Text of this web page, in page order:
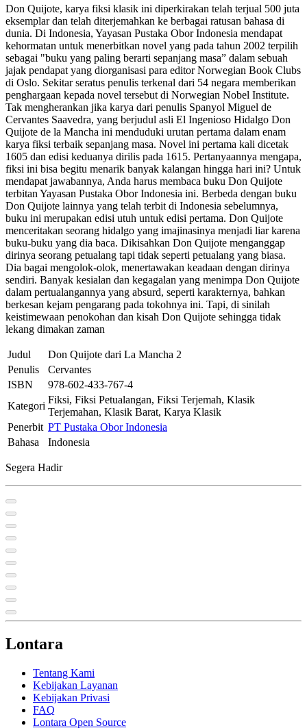
Don Quijote, karya fiksi klasik ini diperkirakan telah terjual 500 juta
eksemplar dan telah diterjemahkan ke berbagai ratusan bahasa di
dunia. Di Indonesia, Yayasan Pustaka Obor Indonesia mendapat
kehormatan untuk menerbitkan novel yang pada tahun 2002 terpilih
sebagai "buku yang paling berarti sepanjang masa” dalam sebuah
jajak pendapat yang diorganisasi para editor Norwegian Book Clubs
di Oslo. Sekitar seratus penulis terkenal dari 54 negara memberikan
penghargaan kepada novel tersebut di Norwegian Nobel Institute.
Tak mengherankan jika karya dari penulis Spanyol Miguel de
Cervantes Saavedra, yang berjudul asli El Ingenioso Hidalgo Don
Quijote de la Mancha ini menduduki urutan pertama dalam enam
karya fiksi terbaik sepanjang masa. Novel ini pertama kali dicetak
1605 dan edisi keduanya dirilis pada 1615. Pertanyaannya mengapa,
fiksi ini bisa begitu menarik banyak kalangan hingga hari ini? Untuk
mendapat jawabannya, Anda harus membaca buku Don Quijote
terbitan Yayasan Pustaka Obor Indonesia ini. Berbeda dengan buku
Don Quijote lainnya yang telah terbit di Indonesia sebelumnya,
buku ini merupakan edisi utuh untuk edisi pertama. Don Quijote
menceritakan seorang hidalgo yang imajinasinya menjadi liar karena
buku-buku yang dia baca. Dikisahkan Don Quijote menganggap
dirinya seorang petualang tapi tidak seperti petualang yang biasa.
Dia bagai mengolok-olok, menertawakan keadaan dengan dirinya
sendiri. Banyak kesialan dan kegagalan yang menimpa Don Quijote
dalam pertualangannya yang absurd, seperti karakternya, bahkan
berkesan kejam pengarang pada tokohnya ini. Tapi, di sinilah
keistimewaan penokohan dan kisah Don Quijote sehingga tidak
lekang dimakan zaman
Judul
Don Quijote dari La Mancha 2
Penulis
Cervantes
ISBN
978-602-433-767-4
Kategori
Fiksi, Fiksi Petualangan, Fiksi Terjemah, Klasik
Terjemahan, Klasik Barat, Karya Klasik
Penerbit PT Pustaka Obor Indonesia
Bahasa
Indonesia
Segera Hadir
Lontara
Tentang Kami
Kebijakan Layanan
Kebijakan Privasi
FAQ
Lontara Open Source